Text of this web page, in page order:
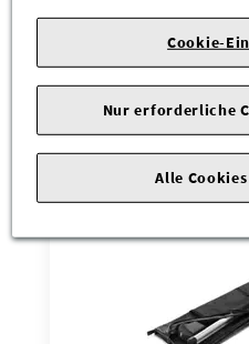
Das könnte Sie
Wird auch oft von
Cookie-
Nur erforderliche
Alle